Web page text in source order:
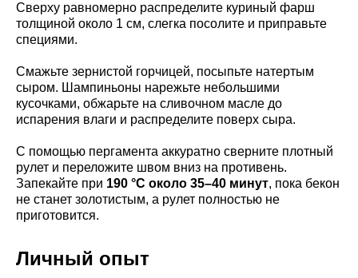
Сверху равномерно распределите куриный фарш
толщиной около 1 см, слегка посолите и приправьте
специями.
Смажьте зернистой горчицей, посыпьте натертым
сыром. Шампиньоны нарежьте небольшими
кусочками, обжарьте на сливочном масле до
испарения влаги и распределите поверх сыра.
С помощью пергамента аккуратно сверните плотный
рулет и переложите швом вниз на противень.
Запекайте при 190 °C около 35–40 минут, пока бекон
не станет золотистым, а рулет полностью не
приготовится.
Личный опыт